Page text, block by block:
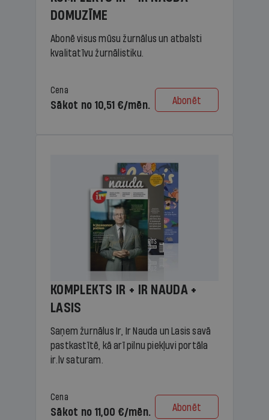
DOMUZĪME
Abonē visus mūsu žurnālus un atbalsti
kvalitatīvu žurnālistiku.
Cena
Sākot no 10,51 €/mēn. Abonēt
KOMPLEKTS IR + IR NAUDA +
LASIS
Saņem žurnālus Ir, Ir Nauda un Lasis savā
pastkastītē, kā arī pilnu piekļuvi portāla
ir.lv saturam.
Cena
Sākot no 11,00 €/mēn. Abonēt